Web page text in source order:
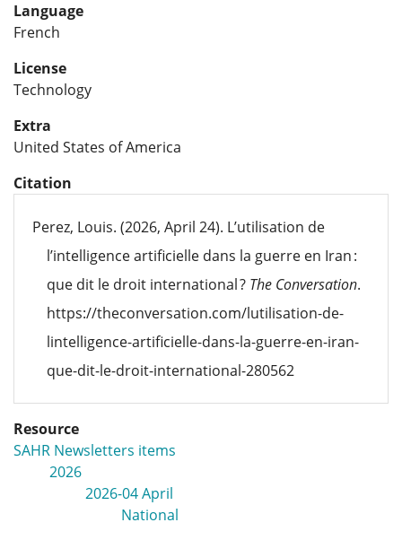
Language
French
License
Technology
Extra
United States of America
Citation
Perez, Louis. (2026, April 24). L’utilisation de
l’intelligence artificielle dans la guerre en Iran :
que dit le droit international ? The Conversation.
https://theconversation.com/lutilisation-de-
lintelligence-artificielle-dans-la-guerre-en-iran-
que-dit-le-droit-international-280562
Resource
SAHR Newsletters items
2026
2026-04 April
National